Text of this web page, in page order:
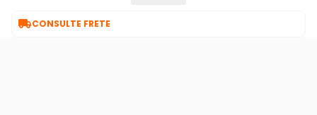
CONSULTE FRETE